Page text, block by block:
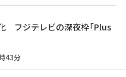
フジテレビの深夜枠「Plus
43分